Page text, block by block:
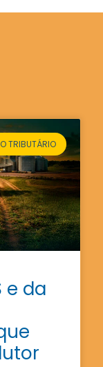
TRIBUTÁRIO
e da